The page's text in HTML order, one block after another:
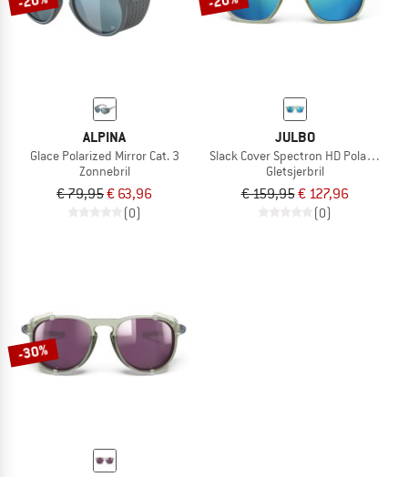
ALPINA
Glace Polarized Mirror Cat. 3
Zonnebril
€ 79,95€ 63,96
(0)
JULBO
Slack Cover Spectron HD Polarized
Gletsjerbril
€ 159,95€ 127,96
(0)
-30%